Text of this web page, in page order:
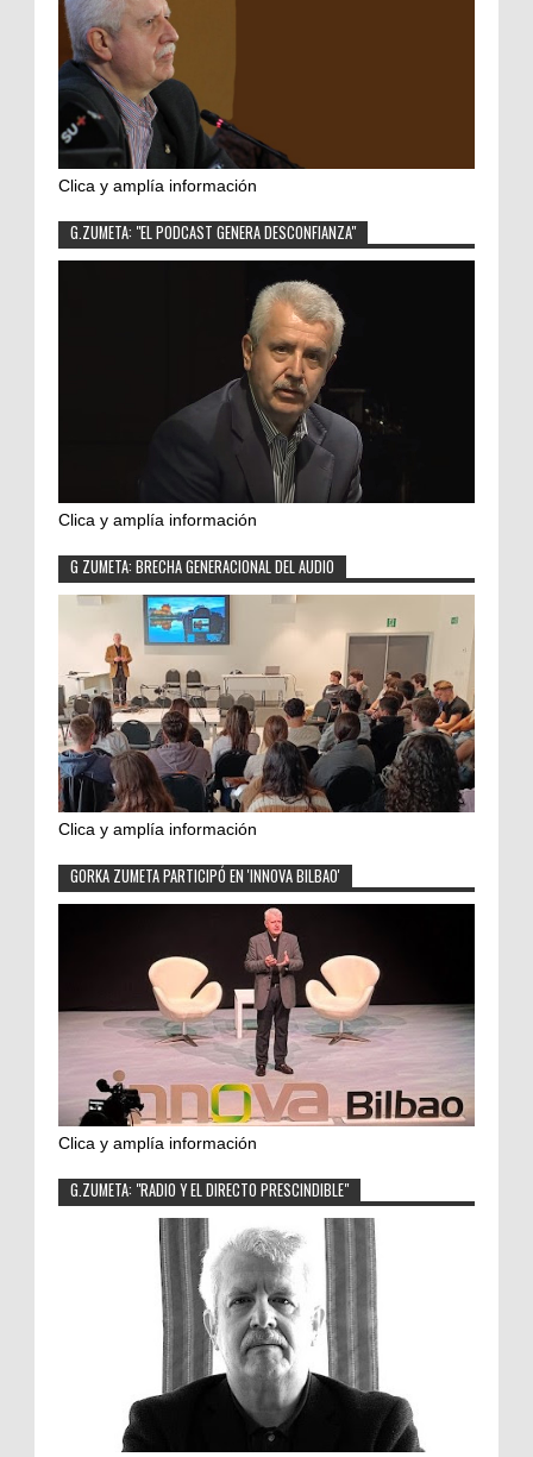
Clica y amplía información
G.ZUMETA: "EL PODCAST GENERA DESCONFIANZA"
Clica y amplía información
G ZUMETA: BRECHA GENERACIONAL DEL AUDIO
Clica y amplía información
GORKA ZUMETA PARTICIPÓ EN 'INNOVA BILBAO'
Clica y amplía información
G.ZUMETA: "RADIO Y EL DIRECTO PRESCINDIBLE"